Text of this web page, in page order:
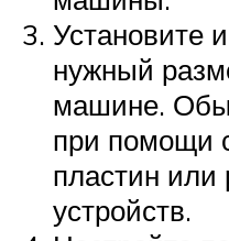
Установите
нужный
машине.
при помощи
пластин
устройств.